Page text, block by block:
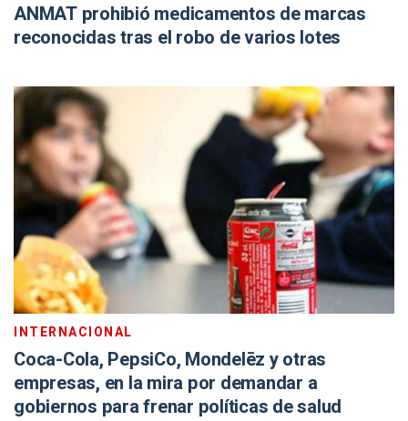
ANMAT prohibió medicamentos de marcas
reconocidas tras el robo de varios lotes
INTERNACIONAL
Coca-Cola, PepsiCo, Mondelēz y otras
empresas, en la mira por demandar a
gobiernos para frenar políticas de salud